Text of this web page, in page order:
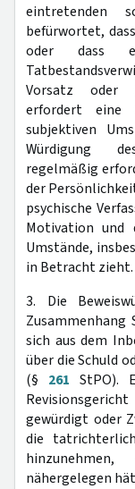
eintretenden
befürwortet,
oder dass
Vorsatz oder
erfordert eine
subjektiven
Würdigung
regelmäßig
der
psychische
Motivation und
Umstände,
in Betracht zieht.
3. Die
Zusammenhang
sich aus dem
über die Schuld
(§ 261 StPO).
gewürdigt oder
die
nähergelegen